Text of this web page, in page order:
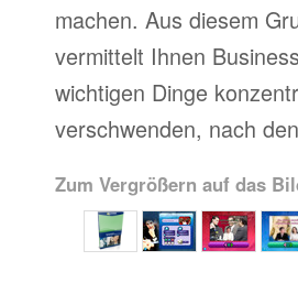
machen. Aus diesem
vermittelt Ihnen
wichtigen Dinge
verschwenden, nach
Zum Vergrößern auf das